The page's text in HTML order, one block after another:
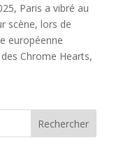
Paris a vibré au
scène, lors de
européenne
Chrome Hearts,
Rechercher